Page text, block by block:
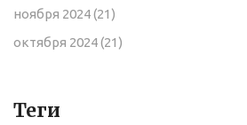
ноября 2024(21)
октября 2024(21)
Теги